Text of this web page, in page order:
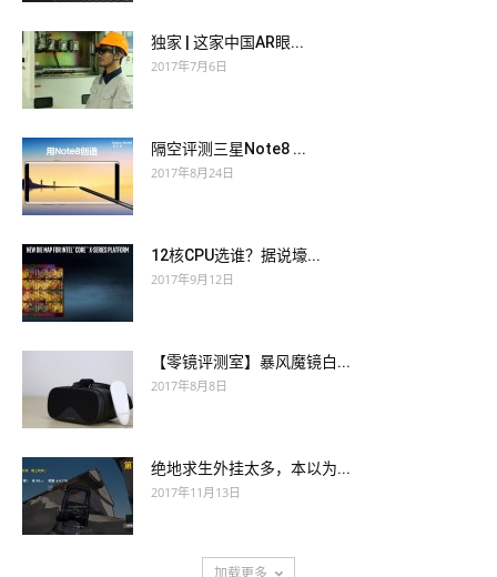
独家 | 这家中国AR眼...
2017年7月6日
隔空评测三星Note8 ...
2017年8月24日
12核CPU选谁？据说壕...
2017年9月12日
【零镜评测室】暴风魔镜白...
2017年8月8日
绝地求生外挂太多，本以为...
2017年11月13日